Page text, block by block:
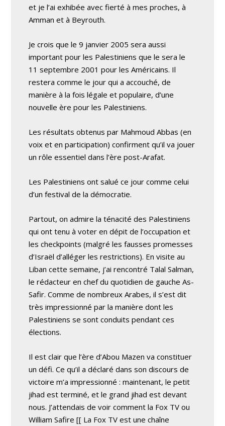
et je l’ai exhibée avec fierté à mes proches, à
Amman et à Beyrouth.
Je crois que le 9 janvier 2005 sera aussi
important pour les Palestiniens que le sera le
11 septembre 2001 pour les Américains. Il
restera comme le jour qui a accouché, de
manière à la fois légale et populaire, d’une
nouvelle ère pour les Palestiniens.
Les résultats obtenus par Mahmoud Abbas (en
voix et en participation) confirment qu’il va jouer
un rôle essentiel dans l’ère post-Arafat.
Les Palestiniens ont salué ce jour comme celui
d’un festival de la démocratie.
Partout, on admire la ténacité des Palestiniens
qui ont tenu à voter en dépit de l’occupation et
les checkpoints (malgré les fausses promesses
d’Israël d’alléger les restrictions). En visite au
Liban cette semaine, j’ai rencontré Talal Salman,
le rédacteur en chef du quotidien de gauche As-
Safir. Comme de nombreux Arabes, il s’est dit
très impressionné par la manière dont les
Palestiniens se sont conduits pendant ces
élections.
Il est clair que l’ère d’Abou Mazen va constituer
un défi. Ce qu’il a déclaré dans son discours de
victoire m’a impressionné : maintenant, le petit
jihad est terminé, et le grand jihad est devant
nous. J’attendais de voir comment la Fox TV ou
William Safire [[ La Fox TV est une chaîne